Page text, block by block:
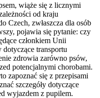
wiąże się z licznymi
od kraju
Czech, zwłaszcza dla osób
pojawia się pytanie: czy
członkiem Unii
transportu
zdrowia zarówno psów,
potencjalnymi chorobami.
zapoznać się z przepisami
szczegóły dotyczące
wyjazdem z pupilem.